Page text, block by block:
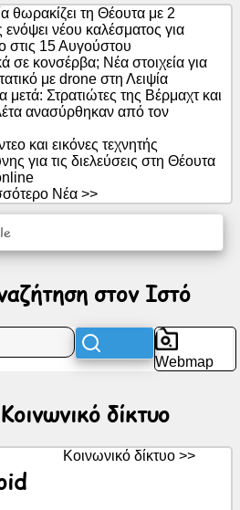
θωρακίζει τη Θέουτα με 2
ενόψει νέου καλέσματος για
στις 15 Αυγούστου
σε κονσέρβα; Νέα στοιχεία για
με drone στη Λειψία
μετά: Στρατιώτες της Βέρμαχτ και
ανασύρθηκαν από τον
και εικόνες τεχνητής
για τις διελεύσεις στη Θέουτα
Νέα >>
στον Ιστό
Webmap
δίκτυο
Κοινωνικό δίκτυο >>